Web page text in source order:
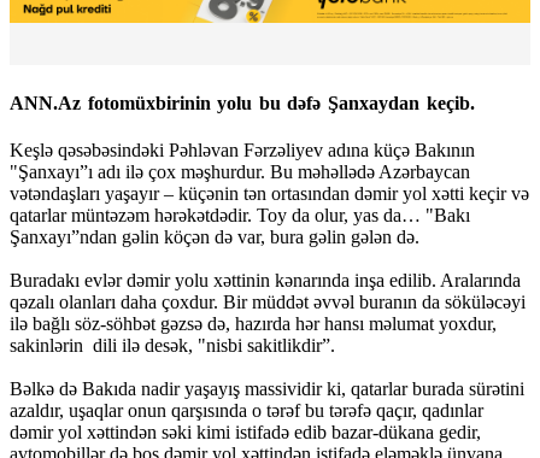
ANN.Az fotomüxbirinin yolu bu dəfə Şanxaydan keçib.
Keşlə qəsəbəsindəki Pəhləvan Fərzəliyev adına küçə Bakının
"Şanxayı”ı adı ilə çox məşhurdur. Bu məhəllədə Azərbaycan
vətəndaşları yaşayır – küçənin tən ortasından dəmir yol xətti keçir və
qatarlar müntəzəm hərəkətdədir. Toy da olur, yas da… "Bakı
Şanxayı”ndan gəlin köçən də var, bura gəlin gələn də.
Buradakı evlər dəmir yolu xəttinin kənarında inşa edilib. Aralarında
qəzalı olanları daha çoxdur. Bir müddət əvvəl buranın da söküləcəyi
ilə bağlı söz-söhbət gəzsə də, hazırda hər hansı məlumat yoxdur,
sakinlərin dili ilə desək, "nisbi sakitlikdir”.
Bəlkə də Bakıda nadir yaşayış massividir ki, qatarlar burada sürətini
azaldır, uşaqlar onun qarşısında o tərəf bu tərəfə qaçır, qadınlar
dəmir yol xəttindən səki kimi istifadə edib bazar-dükana gedir,
avtomobillər də boş dəmir yol xəttindən istifadə eləməklə ünvana